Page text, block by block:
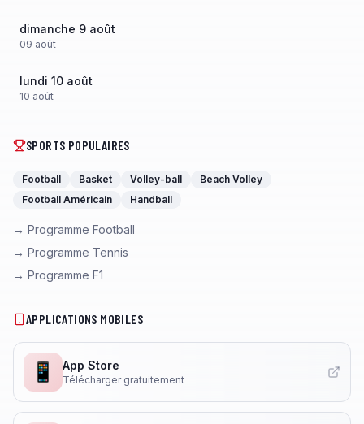
dimanche 9 août
09 août
lundi 10 août
10 août
SPORTS POPULAIRES
Football Basket Volley-ball
Beach Volley
Football Américain
Handball
→ Programme Football
→ Programme Tennis
→ Programme F1
APPLICATIONS MOBILES
📱 App Store
Télécharger gratuitement